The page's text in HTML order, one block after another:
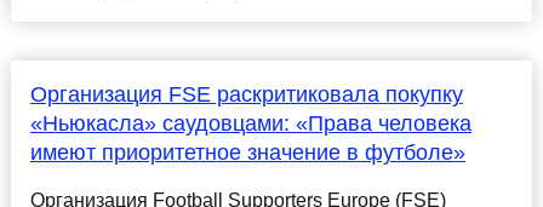
Организация FSE раскритиковала покупку
«Ньюкасла» саудовцами: «Права человека
имеют приоритетное значение в футболе»
Организация Football Supporters Europe (FSE)